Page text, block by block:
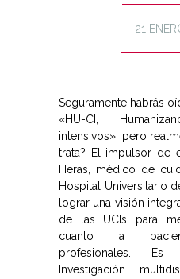
21
Seguramente habrás
«HU-CI,
intensivos», pero
trata? El impulsor de
Heras, médico de
Hospital Universitario
lograr una visión
de las UCIs para
cuanto a
profesionales.
Investigación